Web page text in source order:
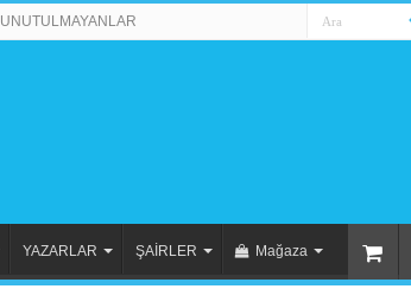
UNUTULMAYANLAR
YAZARLAR ŞAİRLER Mağaza